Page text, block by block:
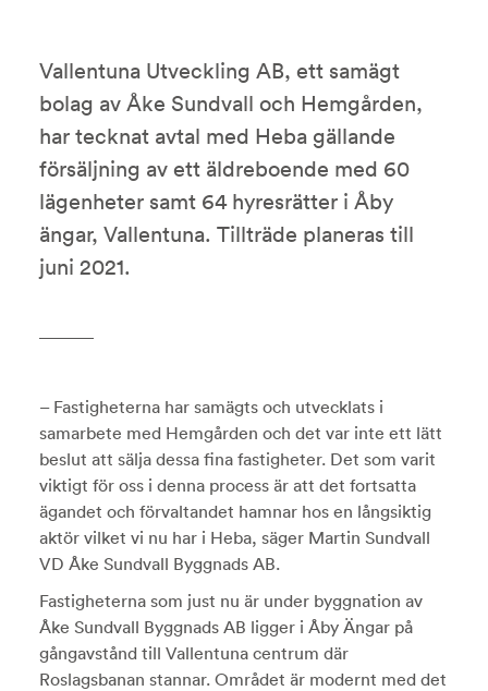
Vallentuna Utveckling AB, ett samägt
bolag av Åke Sundvall och Hemgården,
har tecknat avtal med Heba gällande
försäljning av ett äldreboende med 60
lägenheter samt 64 hyresrätter i Åby
ängar, Vallentuna. Tillträde planeras till
juni 2021.
– Fastigheterna har samägts och utvecklats i
samarbete med Hemgården och det var inte ett lätt
beslut att sälja dessa fina fastigheter. Det som varit
viktigt för oss i denna process är att det fortsatta
ägandet och förvaltandet hamnar hos en långsiktig
aktör vilket vi nu har i Heba, säger Martin Sundvall
VD Åke Sundvall Byggnads AB.
Fastigheterna som just nu är under byggnation av
Åke Sundvall Byggnads AB ligger i Åby Ängar på
gångavstånd till Vallentuna centrum där
Roslagsbanan stannar. Området är modernt med det